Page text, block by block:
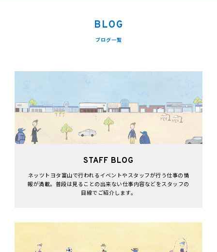
BLOG
ブログ一覧
STAFF BLOG
ネッツトヨタ富山で行われるイベントやスタッフが行う仕事の情
報が満載。普段は見ることの出来ない仕事内容などをスタッフの
目線でご紹介します。